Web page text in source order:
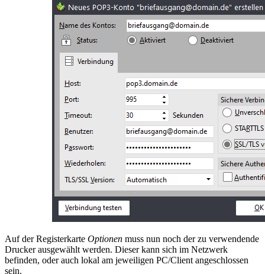
Auf der Registerkarte Optionen muss nun noch der zu verwendende
Drucker ausgewählt werden. Dieser kann sich im Netzwerk
befinden, oder auch lokal am jeweiligen PC/Client angeschlossen
sein.